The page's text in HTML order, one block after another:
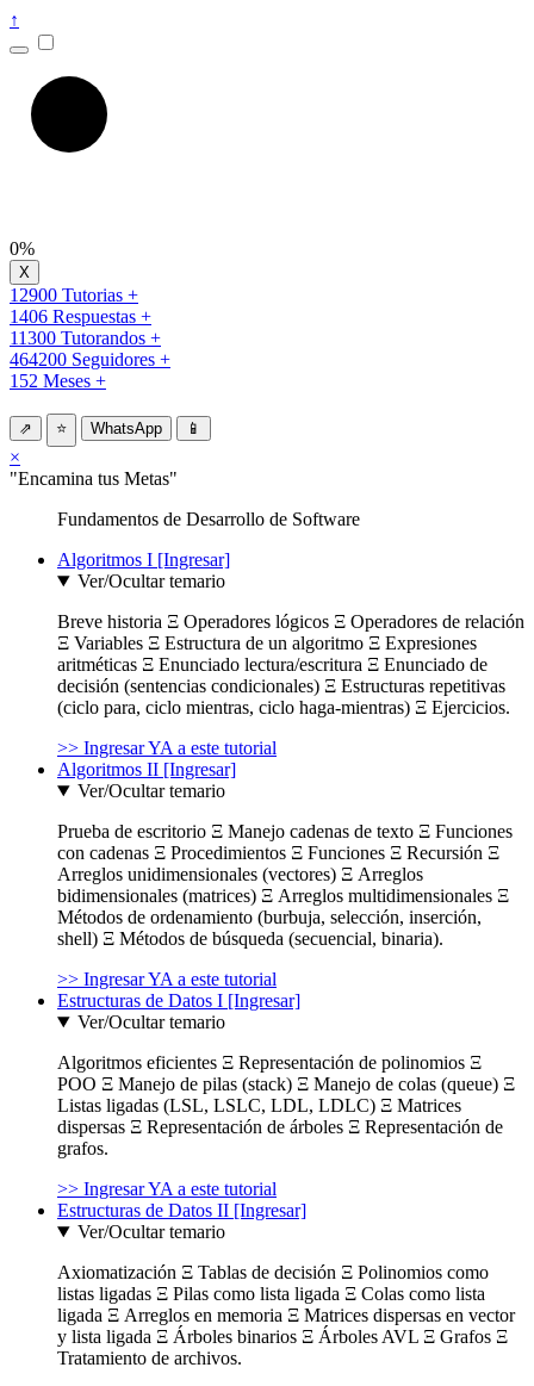
↑
0%
12900 Tutorias +
1406 Respuestas +
11300 Tutorandos +
464200 Seguidores +
152 Meses +
⇗ ⭐ WhatsApp 📱
×
"Encamina tus Metas"
Fundamentos de Desarrollo de Software
Algoritmos I [Ingresar]
Ver/Ocultar temario
Breve historia Ξ Operadores lógicos Ξ Operadores de relación
Ξ Variables Ξ Estructura de un algoritmo Ξ Expresiones
aritméticas Ξ Enunciado lectura/escritura Ξ Enunciado de
decisión (sentencias condicionales) Ξ Estructuras repetitivas
(ciclo para, ciclo mientras, ciclo haga-mientras) Ξ Ejercicios.
>> Ingresar YA a este tutorial
Algoritmos II [Ingresar]
Ver/Ocultar temario
Prueba de escritorio Ξ Manejo cadenas de texto Ξ Funciones
con cadenas Ξ Procedimientos Ξ Funciones Ξ Recursión Ξ
Arreglos unidimensionales (vectores) Ξ Arreglos
bidimensionales (matrices) Ξ Arreglos multidimensionales Ξ
Métodos de ordenamiento (burbuja, selección, inserción,
shell) Ξ Métodos de búsqueda (secuencial, binaria).
>> Ingresar YA a este tutorial
Estructuras de Datos I [Ingresar]
Ver/Ocultar temario
Algoritmos eficientes Ξ Representación de polinomios Ξ
POO Ξ Manejo de pilas (stack) Ξ Manejo de colas (queue) Ξ
Listas ligadas (LSL, LSLC, LDL, LDLC) Ξ Matrices
dispersas Ξ Representación de árboles Ξ Representación de
grafos.
>> Ingresar YA a este tutorial
Estructuras de Datos II [Ingresar]
Ver/Ocultar temario
Axiomatización Ξ Tablas de decisión Ξ Polinomios como
listas ligadas Ξ Pilas como lista ligada Ξ Colas como lista
ligada Ξ Arreglos en memoria Ξ Matrices dispersas en vector
y lista ligada Ξ Árboles binarios Ξ Árboles AVL Ξ Grafos Ξ
Tratamiento de archivos.